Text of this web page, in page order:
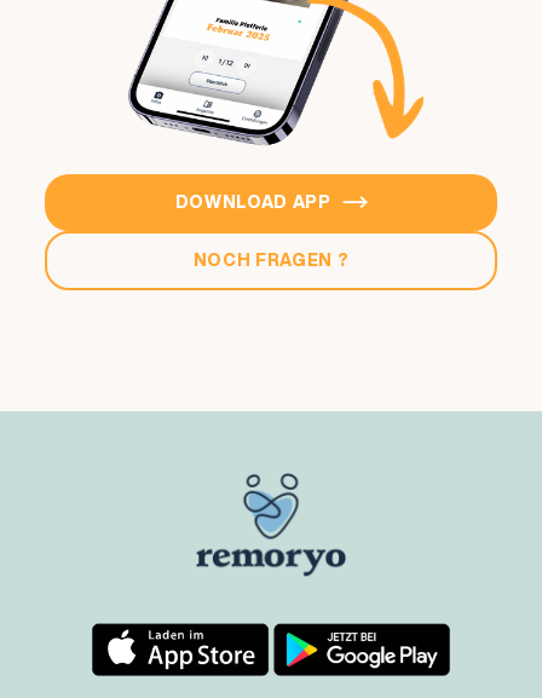
NOCH FRAGEN ?
DOWNLOAD APP 